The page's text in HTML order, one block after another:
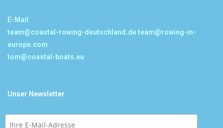
E-Mail:
team@coastal-rowing-deutschland.deteam@rowing-in-
europe.com
tom@coastal-boats.eu
Unser Newsletter